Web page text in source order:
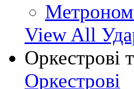
View All
Оркестрові
Оркестрові